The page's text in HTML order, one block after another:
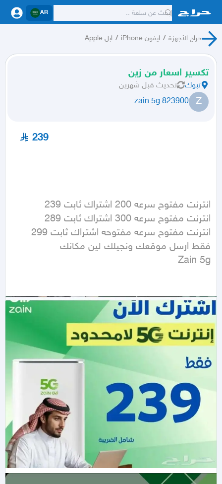
AR
حراج الأجهزة / ايفون iPhone / ابل Apple
تكسير اسعار من زين
تبوك تحديث قبل شهرين
Z
zain 5g 823900
239
Zain 5g